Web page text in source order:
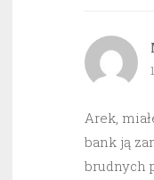
Arek,
bank ją
brudnych